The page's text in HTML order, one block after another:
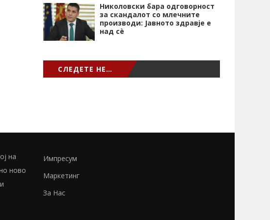
Николовски бара одговорност
за скандалот со млечните
производи: Јавното здравје е
над сѐ
СЛЕДЕТЕ НЕ…
на
ново
Импресум
Маркетинг
За Нас